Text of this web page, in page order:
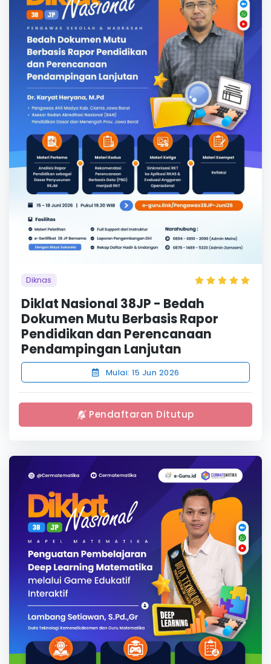
Diknas
Diklat Nasional 38JP - Bedah
Dokumen Mutu Berbasis Rapor
Pendidikan dan Perencanaan
Pendampingan Lanjutan
Mulai: 15 Jun 2026
Pendaftaran Ditutup